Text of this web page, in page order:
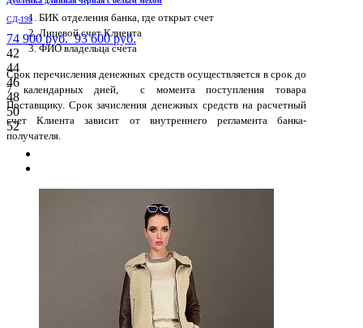
БИК отделения банка, где открыт счет
Лицевой счет Клиента
ФИО владельца счета
Срок перечисления денежных средств осуществляется в срок до
7 календарных дней, с момента поступления товара
Поставщику. Срок зачисления денежных средств на расчетный
счет Клиента зависит от внутреннего регламента банка-
получателя.
СД-199
74 900 руб. 93 600 руб.
42
44
46
48
50
52